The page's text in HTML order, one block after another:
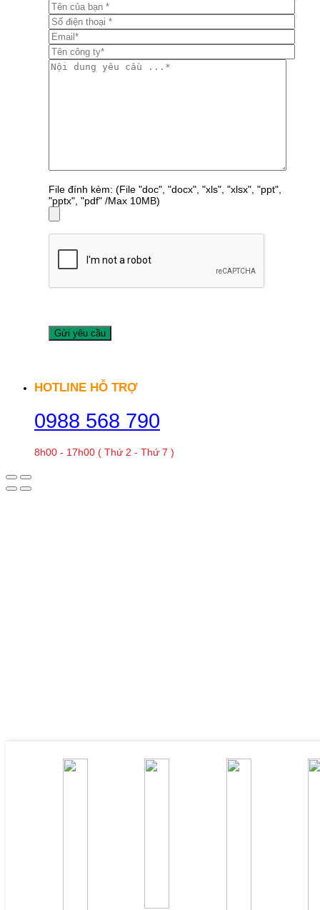
File đính kèm: (File "doc", "docx", "xls", "xlsx", "ppt",
"pptx", "pdf" /Max 10MB)
HOTLINE HỖ TRỢ
0988 568 790
8h00 - 17h00 ( Thứ 2 - Thứ 7 )